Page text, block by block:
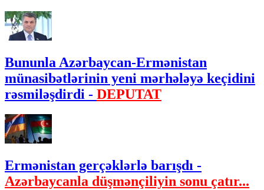
Bununla Azərbaycan-Ermənistan
münasibətlərinin yeni mərhələyə keçidini
rəsmiləşdirdi - DEPUTAT
Ermənistan gerçəklərlə barışdı -
Azərbaycanla düşmənçiliyin sonu çatır...